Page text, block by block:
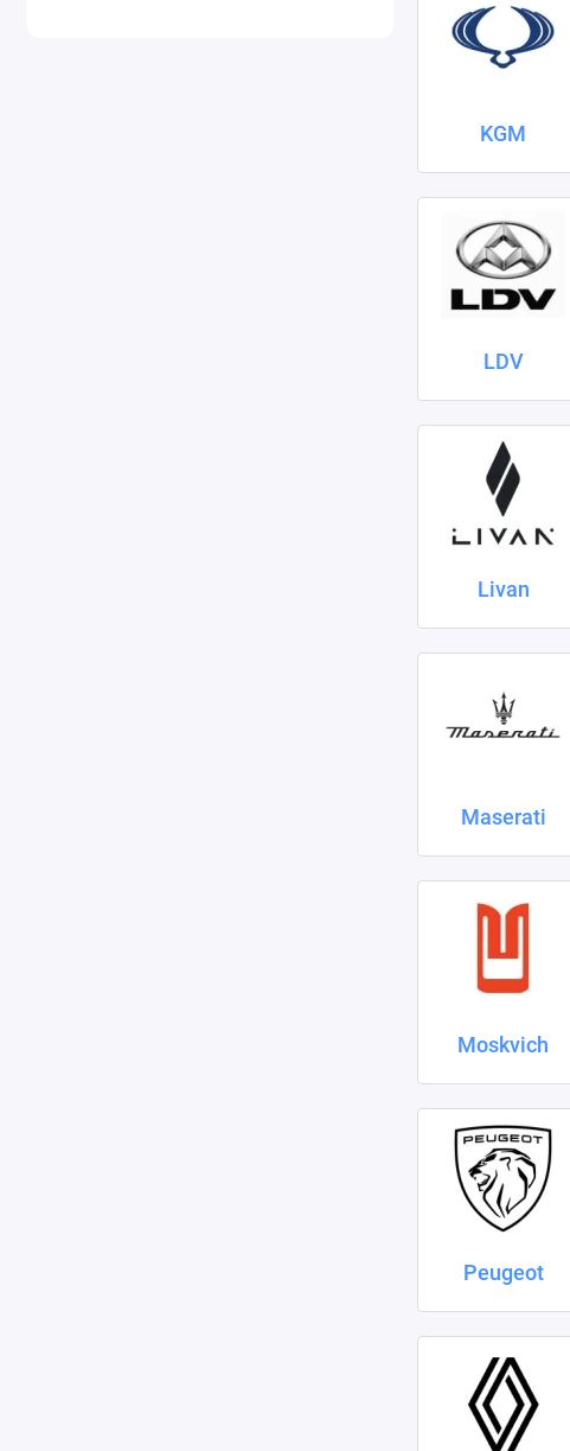
KGM
LDV
Livan
Maserati
Moskvich
Peugeot